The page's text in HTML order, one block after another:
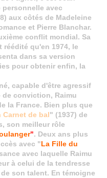
avec
aux côtés de Madeleine
et Pierre Blanchar.
conflit mondial. Sa
qu'en 1974, le
dans sa version
pour obtenir enfin, la
capable d'être agressif
de conviction, Raimu
la France. Bien plus que
Carnet de bal" (1937) de
son meilleur rôle
". Deux ans plus
avec "La Fille du
avec laquelle Raimu
à celui de la tendresse
son talent. En témoigne